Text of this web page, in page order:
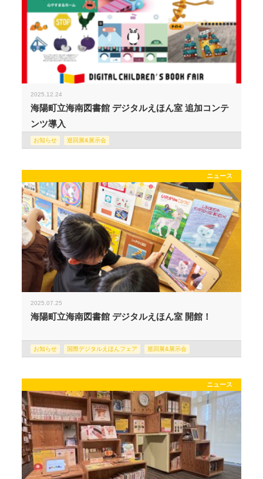
2025.12.24
海陽町立海南図書館 デジタルえほん室 追加コンテ
ンツ導入
お知らせ 巡回展&展示会
ニュース
2025.07.25
海陽町立海南図書館 デジタルえほん室 開館！
お知らせ 国際デジタルえほんフェア 巡回展&展示会
ニュース